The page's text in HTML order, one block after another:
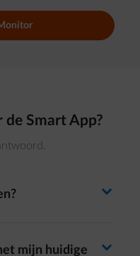
de Smart App?
Antwoord wisselen
arrow-right
mijn huidige
arrow-right